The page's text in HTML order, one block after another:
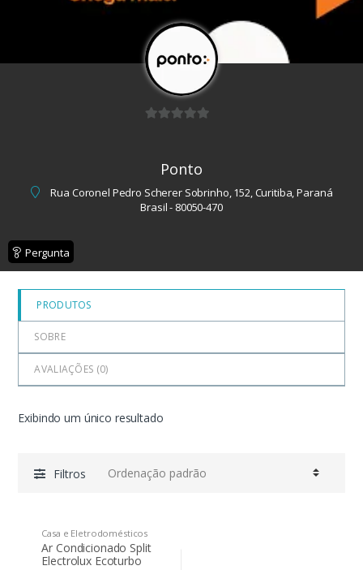
Ponto
Rua Coronel Pedro Scherer Sobrinho, 152, Curitiba, Paraná
Brasil - 80050-470
Pergunta
PRODUTOS
SOBRE
AVALIAÇÕES (0)
Exibindo um único resultado
Filtros
Casa e Eletrodomésticos
Ar Condicionado Split
Electrolux Ecoturbo